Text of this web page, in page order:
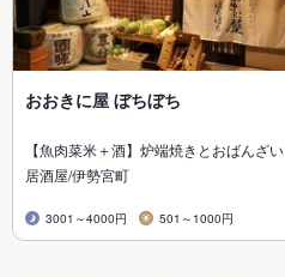
おおきに屋 ぼちぼち
【魚肉菜米＋酒】炉端焼きとおばんざい
居酒屋/伊勢宮町
3001～4000円 501～1000円